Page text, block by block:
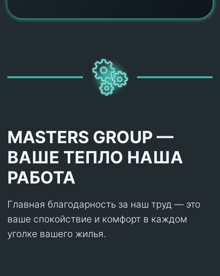
MASTERS GROUP —
ВАШЕ ТЕПЛО НАША
РАБОТА
Главная благодарность за наш труд — это
ваше спокойствие и комфорт в каждом
уголке вашего жилья.